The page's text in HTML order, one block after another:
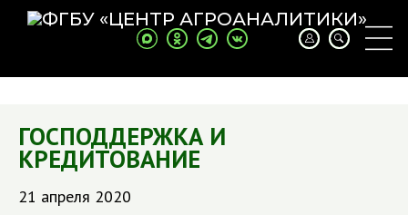
ГОСПОДДЕРЖКА И
КРЕДИТОВАНИЕ
21 апреля 2020